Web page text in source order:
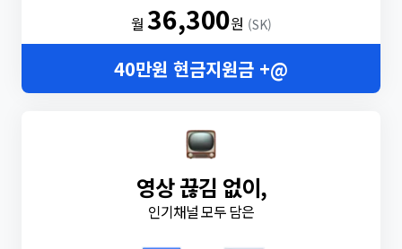
월36,300원 (SK)
40만원 현금지원금 +@
영상 끊김 없이,
인기채널 모두 담은